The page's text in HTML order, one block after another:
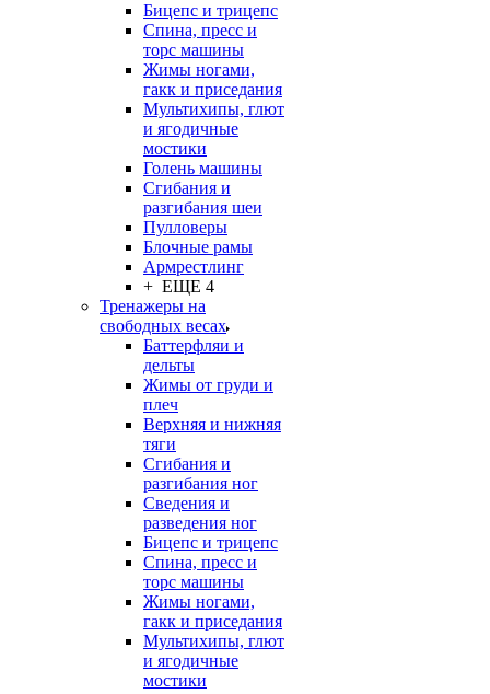
Бицепс и трицепс
Спина, пресс и
торс машины
Жимы ногами,
гакк и приседания
Мультихипы, глют
и ягодичные
мостики
Голень машины
Сгибания и
разгибания шеи
Пулловеры
Блочные рамы
Армрестлинг
+ ЕЩЕ 4
Тренажеры на
свободных весах
Баттерфляи и
дельты
Жимы от груди и
плеч
Верхняя и нижняя
тяги
Сгибания и
разгибания ног
Сведения и
разведения ног
Бицепс и трицепс
Спина, пресс и
торс машины
Жимы ногами,
гакк и приседания
Мультихипы, глют
и ягодичные
мостики